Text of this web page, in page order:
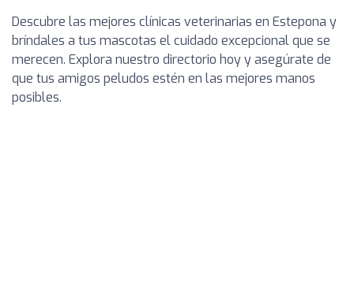
Descubre las mejores clínicas veterinarias en Estepona y
bríndales a tus mascotas el cuidado excepcional que se
merecen. Explora nuestro directorio hoy y asegúrate de
que tus amigos peludos estén en las mejores manos
posibles.